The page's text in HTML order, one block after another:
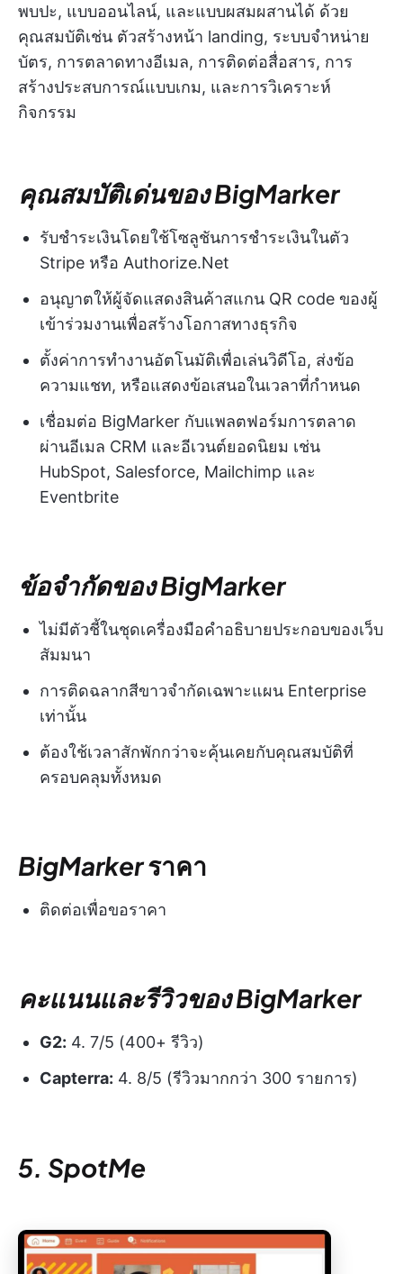
พบปะ, แบบออนไลน์, และแบบผสมผสานได้ ด้วย
คุณสมบัติเช่น ตัวสร้างหน้า landing, ระบบจำหน่าย
บัตร, การตลาดทางอีเมล, การติดต่อสื่อสาร, การ
สร้างประสบการณ์แบบเกม, และการวิเคราะห์
กิจกรรม
คุณสมบัติเด่นของ BigMarker
รับชำระเงินโดยใช้โซลูชันการชำระเงินในตัว
Stripe หรือ Authorize.Net
อนุญาตให้ผู้จัดแสดงสินค้าสแกน QR code ของผู้
เข้าร่วมงานเพื่อสร้างโอกาสทางธุรกิจ
ตั้งค่าการทำงานอัตโนมัติเพื่อเล่นวิดีโอ, ส่งข้อ
ความแชท, หรือแสดงข้อเสนอในเวลาที่กำหนด
เชื่อมต่อ BigMarker กับแพลตฟอร์มการตลาด
ผ่านอีเมล CRM และอีเวนต์ยอดนิยม เช่น
HubSpot, Salesforce, Mailchimp และ
Eventbrite
ข้อจำกัดของ BigMarker
ไม่มีตัวชี้ในชุดเครื่องมือคำอธิบายประกอบของเว็บ
สัมมนา
การติดฉลากสีขาวจำกัดเฉพาะแผน Enterprise
เท่านั้น
ต้องใช้เวลาสักพักกว่าจะคุ้นเคยกับคุณสมบัติที่
ครอบคลุมทั้งหมด
BigMarkerราคา
ติดต่อเพื่อขอราคา
คะแนนและรีวิวของ BigMarker
G2: 4. 7/5 (400+ รีวิว)
Capterra: 4. 8/5 (รีวิวมากกว่า 300 รายการ)
5. SpotMe